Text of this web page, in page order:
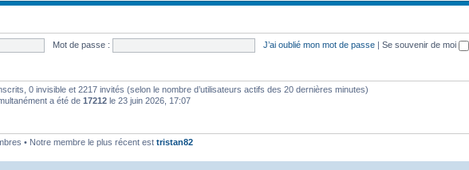
Mot de passe : J’ai oublié mon mot de passe | Se souvenir de moi
0 invisible et 2217 invités (selon le nombre d’utilisateurs actifs des 20 dernières minutes)
a été de 17212 le 23 juin 2026, 17:07
• Notre membre le plus récent est tristan82